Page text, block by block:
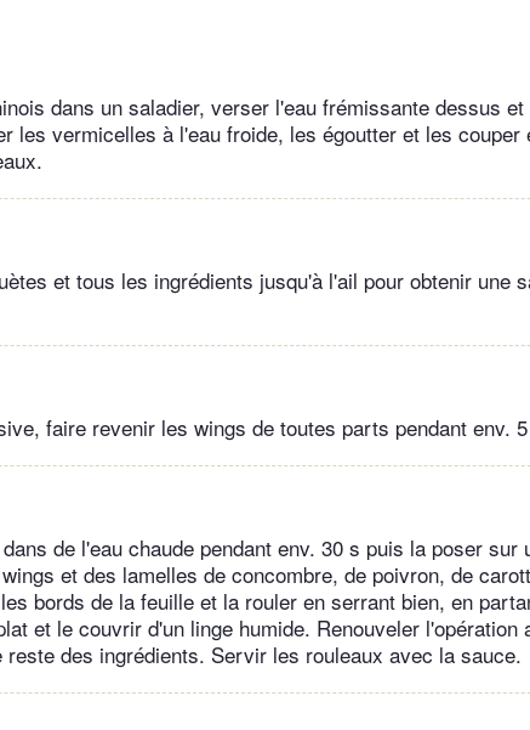
dans un saladier, verser l'eau frémissante dessus
les vermicelles à l'eau froide, les égoutter et les couper
et tous les ingrédients jusqu'à l'ail pour obtenir une
faire revenir les wings de toutes parts pendant env.
de l'eau chaude pendant env. 30 s puis la poser sur
et des lamelles de concombre, de poivron, de
bords de la feuille et la rouler en serrant bien, en
et le couvrir d'un linge humide. Renouveler l'opération
des ingrédients. Servir les rouleaux avec la sauce.